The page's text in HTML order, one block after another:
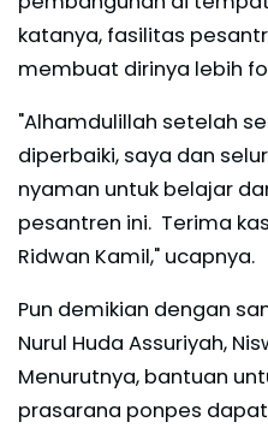
katanya, fasilitas
membuat dirinya lebih
"Alhamdulillah setelah
diperbaiki, saya dan
nyaman untuk belajar
pesantren ini. Terima
Ridwan Kamil," ucapnya.
Pun demikian dengan
Nurul Huda Assuriyah,
Menurutnya, bantuan
prasarana ponpes